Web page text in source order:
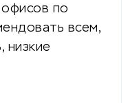
по
всем,
низкие